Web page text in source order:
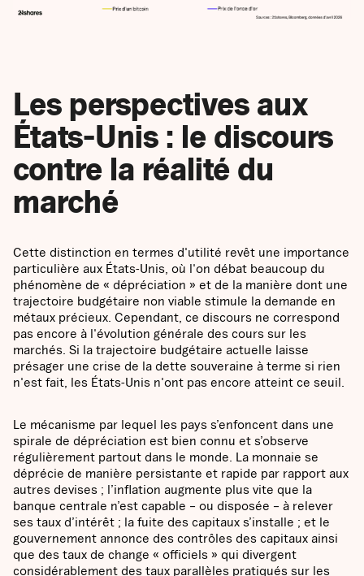
Les perspectives aux
États-Unis : le discours
contre la réalité du
marché
Cette distinction en termes d'utilité revêt une importance
particulière aux États-Unis, où l'on débat beaucoup du
phénomène de « dépréciation » et de la manière dont une
trajectoire budgétaire non viable stimule la demande en
métaux précieux. Cependant, ce discours ne correspond
pas encore à l'évolution générale des cours sur les
marchés. Si la trajectoire budgétaire actuelle laisse
présager une crise de la dette souveraine à terme si rien
n'est fait, les États-Unis n'ont pas encore atteint ce seuil.
Le mécanisme par lequel les pays s’enfoncent dans une
spirale de dépréciation est bien connu et s’observe
régulièrement partout dans le monde. La monnaie se
déprécie de manière persistante et rapide par rapport aux
autres devises ; l’inflation augmente plus vite que la
banque centrale n’est capable – ou disposée – à relever
ses taux d’intérêt ; la fuite des capitaux s’installe ; et le
gouvernement annonce des contrôles des capitaux ainsi
que des taux de change « officiels » qui divergent
considérablement des taux parallèles pratiqués sur les